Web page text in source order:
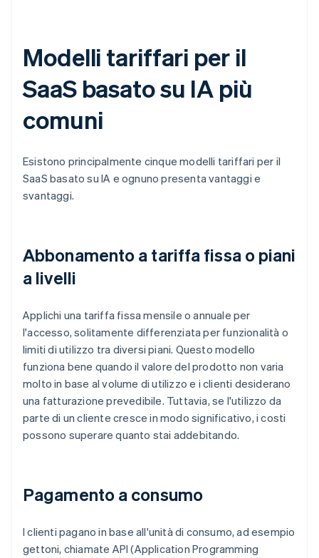
Modelli tariffari per il
SaaS basato su IA più
comuni
Esistono principalmente cinque modelli tariffari per il
SaaS basato su IA e ognuno presenta vantaggi e
svantaggi.
Abbonamento a tariffa fissa o piani
a livelli
Applichi una tariffa fissa mensile o annuale per
l'accesso, solitamente differenziata per funzionalità o
limiti di utilizzo tra diversi piani. Questo modello
funziona bene quando il valore del prodotto non varia
molto in base al volume di utilizzo e i clienti desiderano
una fatturazione prevedibile. Tuttavia, se l'utilizzo da
parte di un cliente cresce in modo significativo, i costi
possono superare quanto stai addebitando.
Pagamento a consumo
I clienti pagano in base all'unità di consumo, ad esempio
gettoni, chiamate API (Application Programming